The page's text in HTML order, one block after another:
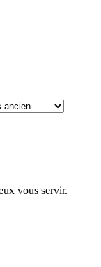
vous servir.